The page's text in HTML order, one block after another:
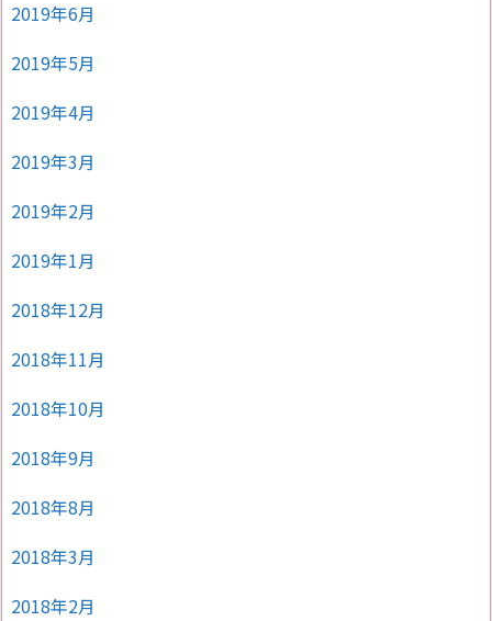
2019年6月
2019年5月
2019年4月
2019年3月
2019年2月
2019年1月
2018年12月
2018年11月
2018年10月
2018年9月
2018年8月
2018年3月
2018年2月